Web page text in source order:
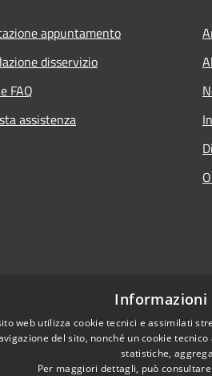
appuntamento
disservizio
FAQ
assistenza
Informazioni
web utilizza cookie tecnici e assimilati
del sito, nonché un cookie
statistiche,
Per maggiori dettagli, può